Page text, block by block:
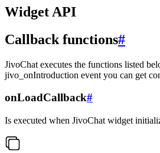
Widget API
Callback functions#
JivoChat executes the functions listed
jivo_onIntroduction event you can get
onLoadCallback#
Is executed when JivoChat widget